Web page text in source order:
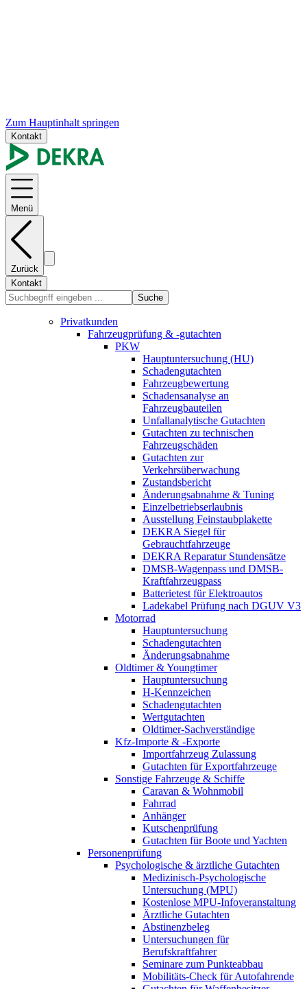
Zum Hauptinhalt springen
Kontakt
Menü
Zurück
Kontakt
Suche
Privatkunden
Fahrzeugprüfung & -gutachten
PKW
Hauptuntersuchung (HU)
Schadengutachten
Fahrzeugbewertung
Schadensanalyse an
Fahrzeugbauteilen
Unfallanalytische Gutachten
Gutachten zu technischen
Fahrzeugschäden
Gutachten zur
Verkehrsüberwachung
Zustandsbericht
Änderungsabnahme & Tuning
Einzelbetriebserlaubnis
Ausstellung Feinstaubplakette
DEKRA Siegel für
Gebrauchtfahrzeuge
DEKRA Reparatur Stundensätze
DMSB-Wagenpass und DMSB-
Kraftfahrzeugpass
Batterietest für Elektroautos
Ladekabel Prüfung nach DGUV V3
Motorrad
Hauptuntersuchung
Schadengutachten
Änderungsabnahme
Oldtimer & Youngtimer
Hauptuntersuchung
H-Kennzeichen
Schadengutachten
Wertgutachten
Oldtimer-Sachverständige
Kfz-Importe & -Exporte
Importfahrzeug Zulassung
Gutachten für Exportfahrzeuge
Sonstige Fahrzeuge & Schiffe
Caravan & Wohnmobil
Fahrrad
Anhänger
Kutschenprüfung
Gutachten für Boote und Yachten
Personenprüfung
Psychologische & ärztliche Gutachten
Medizinisch-Psychologische
Untersuchung (MPU)
Kostenlose MPU-Infoveranstaltung
Ärztliche Gutachten
Abstinenzbeleg
Untersuchungen für
Berufskraftfahrer
Seminare zum Punkteabbau
Mobilitäts-Check für Autofahrende